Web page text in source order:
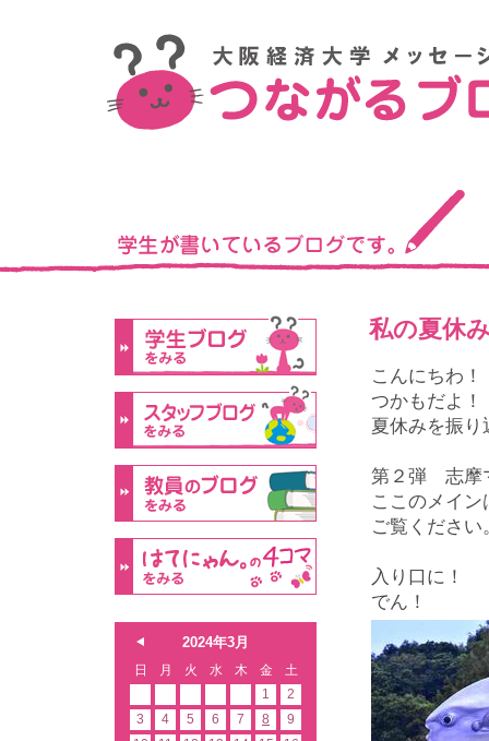
私の夏休
こんにちわ！
つかもだよ！
夏休みを振
第２弾 志摩
ここのメイ
ご覧ください
入り口に！
でん！
2024年3月
日 月 火 水 木 金
土
1
2
3
4 5 6 7 8
9